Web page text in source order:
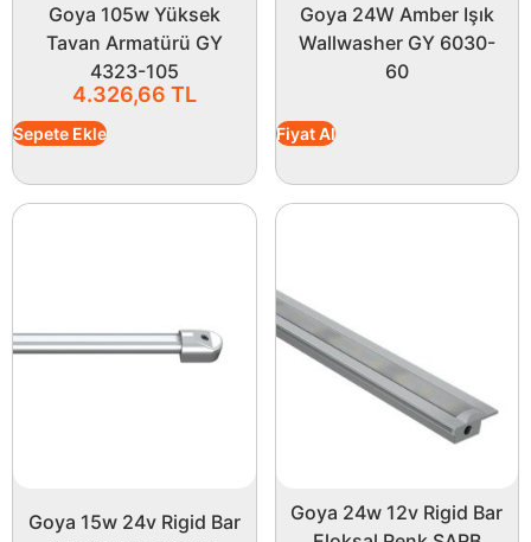
Goya 105w Yüksek
Tavan Armatürü GY
4323-105
4.326,66 TL
Sepete Ekle
Goya 24W Amber Işık
Wallwasher GY 6030-
60
Fiyat Al
Goya 15w 24v Rigid Bar
Goya 24w 12v Rigid Bar